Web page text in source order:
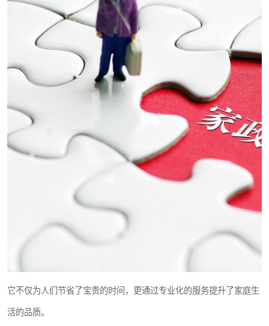
它不仅为人们节省了宝贵的时间，更通过专业化的服务提升了家庭生
活的品质。